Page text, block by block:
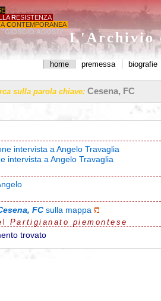
RESISTENZA
CONTEMPORANEA
'GIORGIO AGOSTI'
L'Archivio
home premessa biografie
sulla parola chiave: Cesena, FC
intervista a Angelo Travaglia
intervista a Angelo Travaglia
FCsulla mappa
Partigianato piemontese
trovato